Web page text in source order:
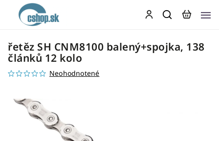
řetěz SH CNM8100 balený+spojka, 138
článků 12 kolo
Neohodnotené